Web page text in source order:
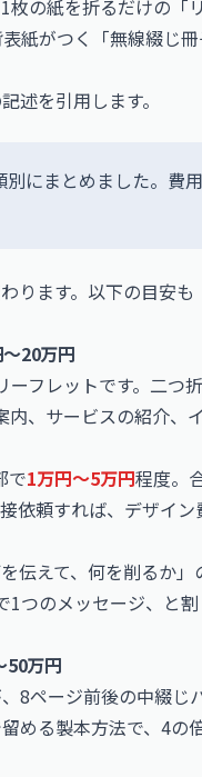
の紙を折るだけの「
紙がつく「無線綴じ
述を引用します。
にまとめました。費
ります。以下の目安
20万円
フレットです。二つ
、サービスの紹介、
で1万円〜5万円程度。
依頼すれば、デザイン
伝えて、何を削るか
つのメッセージ、と
50万円
8ページ前後の中綴じ
める製本方法で、4の